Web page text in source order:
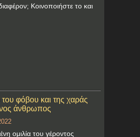
Κοινοποιήστε το και
φόβου και της χαράς
άνθρωπος
ομιλία του γέροντος